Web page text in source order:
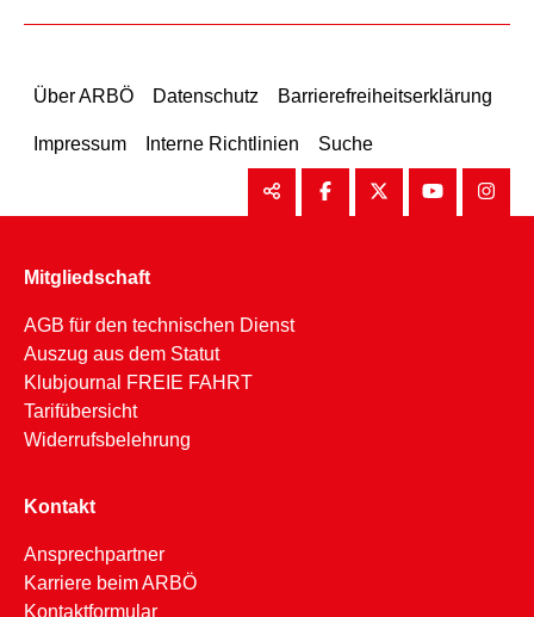
Über ARBÖ Datenschutz Barrierefreiheitserklärung
Impressum Interne Richtlinien Suche
Mitgliedschaft
AGB für den technischen Dienst
Auszug aus dem Statut
Klubjournal FREIE FAHRT
Tarifübersicht
Widerrufsbelehrung
Kontakt
Ansprechpartner
Karriere beim ARBÖ
Kontaktformular